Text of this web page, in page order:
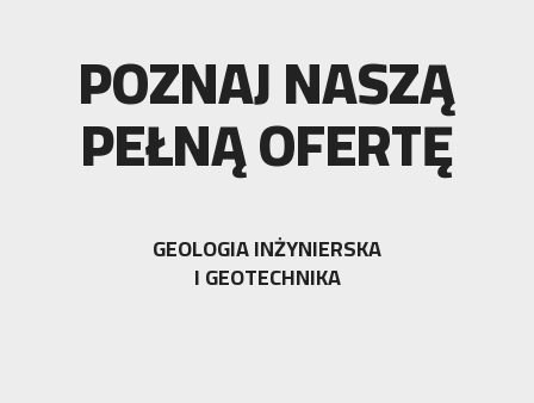
POZNAJ NASZĄ
PEŁNĄ OFERTĘ
GEOLOGIA INŻYNIERSKA
I GEOTECHNIKA